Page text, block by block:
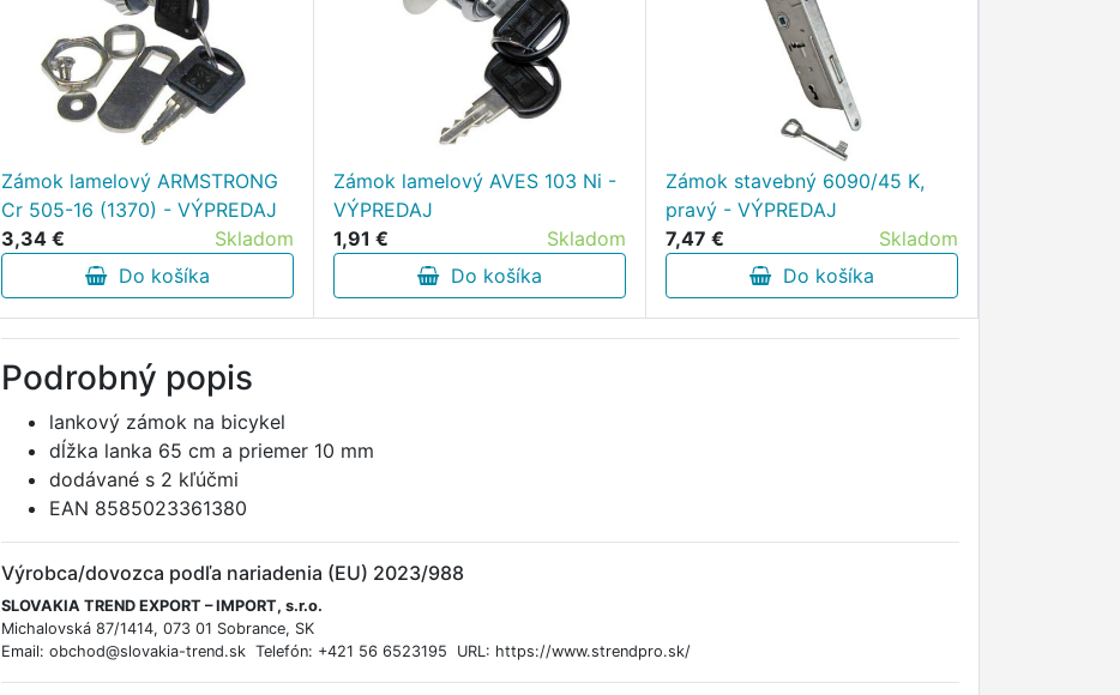
Zámok lamelový ARMSTRONG
Cr 505-16 (1370) - VÝPREDAJ
3,34 €
Skladom
Do košíka
Zámok lamelový AVES 103 Ni -
VÝPREDAJ
1,91 €
Skladom
Do košíka
Zámok stavebný 6090/45 K,
pravý - VÝPREDAJ
7,47 €
Skladom
Do košíka
Podrobný popis
lankový zámok na bicykel
dĺžka lanka 65 cm a priemer 10 mm
dodávané s 2 kľúčmi
EAN 8585023361380
Výrobca/dovozca podľa nariadenia (EU) 2023/988
SLOVAKIA TREND EXPORT – IMPORT, s.r.o.
Michalovská 87/1414, 073 01 Sobrance, SK
Email: obchod@slovakia-trend.sk Telefón: +421 56 6523195 URL: https://www.strendpro.sk/